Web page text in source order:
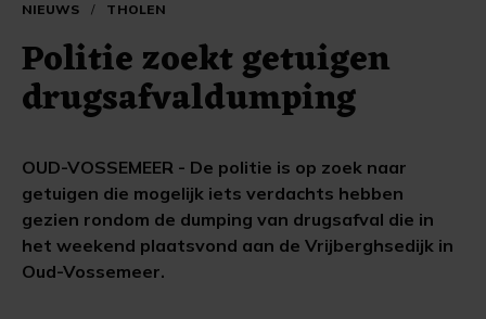
NIEUWS / THOLEN
Politie zoekt getuigen
drugsafvaldumping
OUD-VOSSEMEER - De politie is op zoek naar
getuigen die mogelijk iets verdachts hebben
gezien rondom de dumping van drugsafval die in
het weekend plaatsvond aan de Vrijberghsedijk in
Oud-Vossemeer.